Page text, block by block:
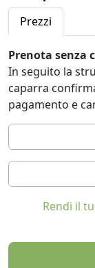
Prezzi
Prenota senza
In seguito la
caparra
pagamento e
Rendi il